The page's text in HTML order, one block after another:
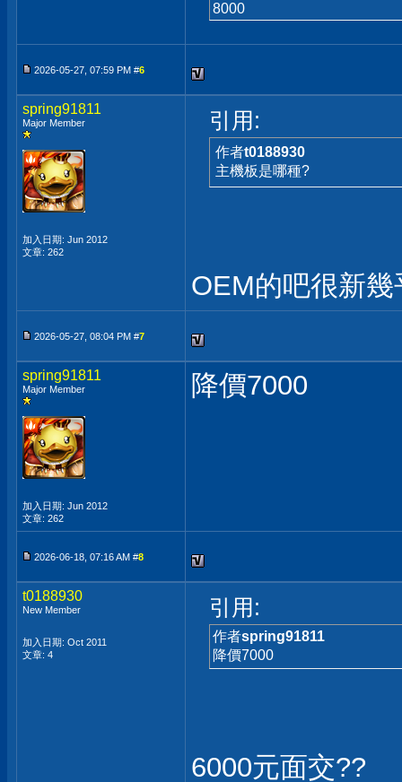
8000
2026-05-27, 07:59 PM #6
spring91811
Major Member
加入日期: Jun 2012
文章: 262
引用:
作者t0188930
主機板是哪種?
OEM的吧很新幾
2026-05-27, 08:04 PM #7
spring91811
Major Member
加入日期: Jun 2012
文章: 262
降價7000
2026-06-18, 07:16 AM #8
t0188930
New Member
加入日期: Oct 2011
文章: 4
引用:
作者spring91811
降價7000
6000元面交??